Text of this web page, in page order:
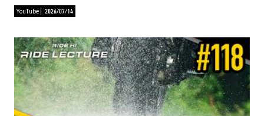
YouTube 2026/07/14